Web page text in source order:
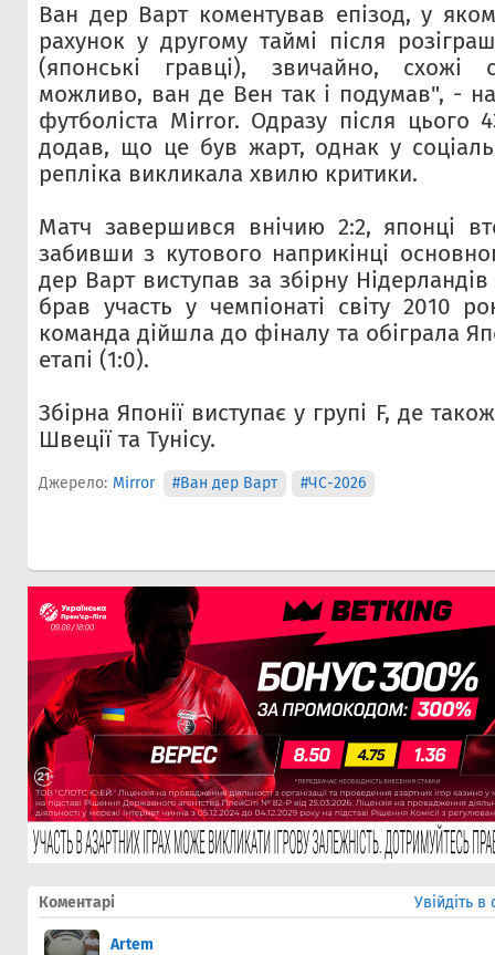
Ван дер Варт коментував епізод, у
рахунок у другому таймі після
(японські гравці), звичайно,
можливо, ван де Вен так і подумав", -
футболіста Mirror. Одразу після цього
додав, що це був жарт, однак у
репліка викликала хвилю критики.
Матч завершився внічию 2:2, японці
забивши з кутового наприкінці
дер Варт виступав за збірну
брав участь у чемпіонаті світу 2010
команда дійшла до фіналу та обіграла
етапі (1:0).
Збірна Японії виступає у групі F, де
Швеції та Тунісу.
Джерело: Mirror #Ван дер Варт #ЧС-2026
Коментарі Увійдіть в
Artem